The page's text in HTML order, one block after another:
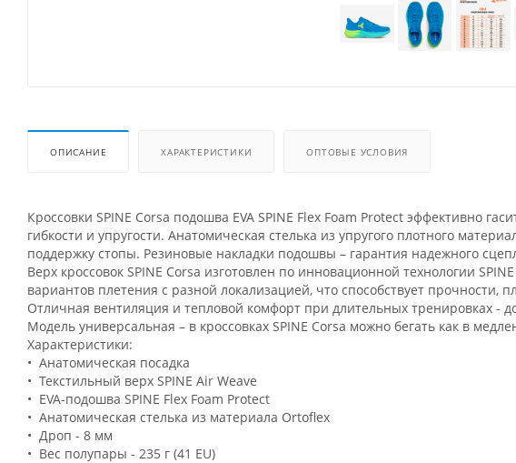
ОПИСАНИЕ ХАРАКТЕРИСТИКИ ОПТОВЫЕ УСЛОВИЯ
Кроссовки SPINE Corsa подошва EVA SPINE Flex Foam Protect эффективно
гибкости и упругости. Анатомическая стелька из упругого плотного
поддержку стопы. Резиновые накладки подошвы – гарантия надежного
Верх кроссовок SPINE Corsa изготовлен по инновационной технологии
вариантов плетения с разной локализацией, что способствует
Отличная вентиляция и тепловой комфорт при длительных тренировках -
Модель универсальная – в кроссовках SPINE Corsa можно бегать как в
Характеристики:
• Анатомическая посадка
• Текстильный верх SPINE Air Weave
• EVA-подошва SPINE Flex Foam Protect
• Анатомическая стелька из материала Ortoflex
• Дроп - 8 мм
• Вес полупары - 235 г (41 EU)